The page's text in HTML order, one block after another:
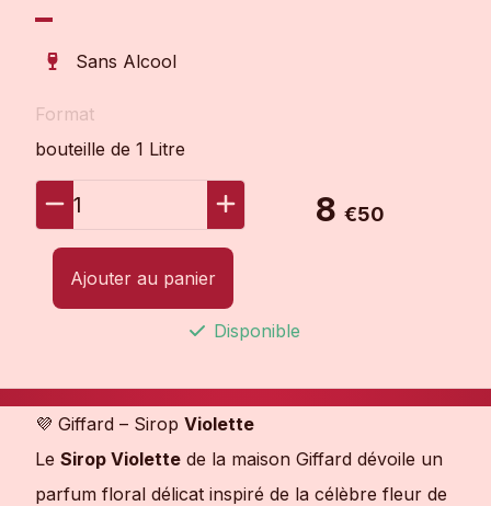
Sans Alcool
Format
bouteille de 1 Litre
1 8€50
Ajouter au panier
Disponible
💜 Giffard – Sirop Violette
Le Sirop Violette de la maison Giffard dévoile un
parfum floral délicat inspiré de la célèbre fleur de